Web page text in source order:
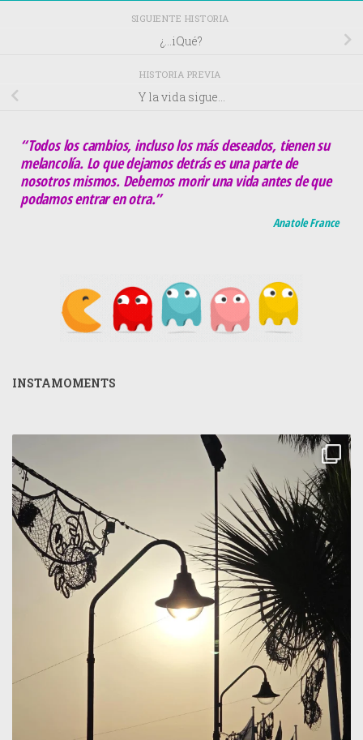
SIGUIENTE HISTORIA
¿…iQué?
HISTORIA PREVIA
Y la vida sigue…
“Todos los cambios, incluso los más deseados, tienen su
melancolía. Lo que dejamos detrás es una parte de
nosotros mismos. Debemos morir una vida antes de que
podamos entrar en otra.”
Anatole France
INSTAMOMENTS